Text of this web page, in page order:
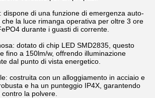
dispone di una funzione di emergenza auto-
la luce rimanga operativa per oltre 3 ore
durante i guasti di corrente.
dotato di chip LED SMD2835, questo
fino a 150lm/w, offrendo illuminazione
dal punto di vista energetico.
costruita con un alloggiamento in acciaio e
e ha un punteggio IP4X, garantendo
la polvere.